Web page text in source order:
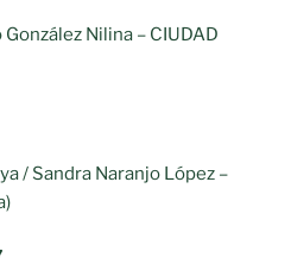
Nilina – CIUDAD
/ Sandra Naranjo López –